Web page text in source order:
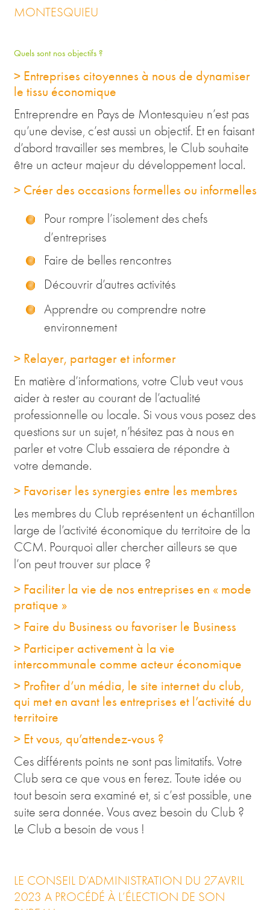
MONTESQUIEU
Quels sont nos objectifs ?
> Entreprises citoyennes à nous de dynamiser
le tissu économique
Entreprendre en Pays de Montesquieu n’est pas
qu’une devise, c’est aussi un objectif. Et en faisant
d’abord travailler ses membres, le Club souhaite
être un acteur majeur du développement local.
> Créer des occasions formelles ou informelles
Pour rompre l’isolement des chefs
d’entreprises
Faire de belles rencontres
Découvrir d’autres activités
Apprendre ou comprendre notre
environnement
> Relayer, partager et informer
En matière d’informations, votre Club veut vous
aider à rester au courant de l’actualité
professionnelle ou locale. Si vous vous posez des
questions sur un sujet, n’hésitez pas à nous en
parler et votre Club essaiera de répondre à
votre demande.
> Favoriser les synergies entre les membres
Les membres du Club représentent un échantillon
large de l’activité économique du territoire de la
CCM. Pourquoi aller chercher ailleurs se que
l’on peut trouver sur place ?
> Faciliter la vie de nos entreprises en « mode
pratique »
> Faire du Business ou favoriser le Business
> Participer activement à la vie
intercommunale comme acteur économique
> Profiter d’un média, le site internet du club,
qui met en avant les entreprises et l’activité du
territoire
> Et vous, qu’attendez-vous ?
Ces différents points ne sont pas limitatifs. Votre
Club sera ce que vous en ferez. Toute idée ou
tout besoin sera examiné et, si c’est possible, une
suite sera donnée. Vous avez besoin du Club ?
Le Club a besoin de vous !
LE CONSEIL D’ADMINISTRATION DU 27AVRIL
2023 A PROCÉDÉ À L’ÉLECTION DE SON